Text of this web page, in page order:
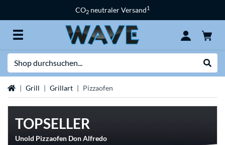
CO2 neutraler Versand1
Startseite
Grill Grillart Pizzaofen
TOPSELLER
Unold Pizzaofen Don Alfredo